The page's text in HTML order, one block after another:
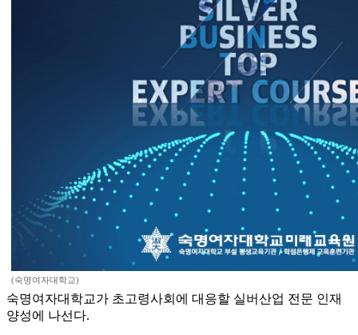
(숙명여자대학교)
숙명여자대학교가 초고령사회에 대응할 실버산업 전문 인재
양성에 나선다.